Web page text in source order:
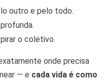
outro e pelo todo.
o coletivo.
onde precisa
— e cada vida é como